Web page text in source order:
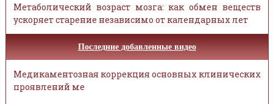
Метаболический возраст мозга: как обмен веществ
ускоряет старение независимо от календарных лет
Последние добавленные видео
Медикаментозная коррекция основных клинических
проявлений ме